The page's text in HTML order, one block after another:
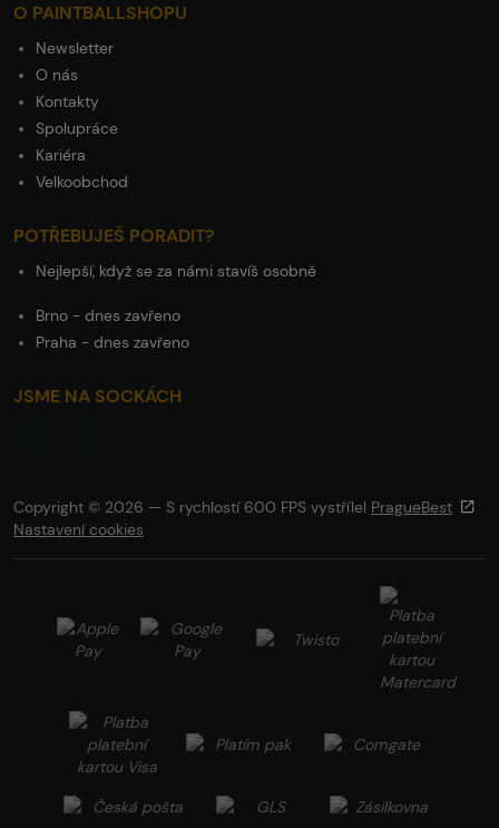
O PAINTBALLSHOPU
Newsletter
O nás
Kontakty
Spolupráce
Kariéra
Velkoobchod
POTŘEBUJEŠ PORADIT?
Nejlepší, když se za námi stavíš osobně
Brno - dnes zavřeno
Praha - dnes zavřeno
JSME NA SOCKÁCH
Copyright © 2026 — S rychlostí 600 FPS vystřílel PragueBest
Nastavení cookies